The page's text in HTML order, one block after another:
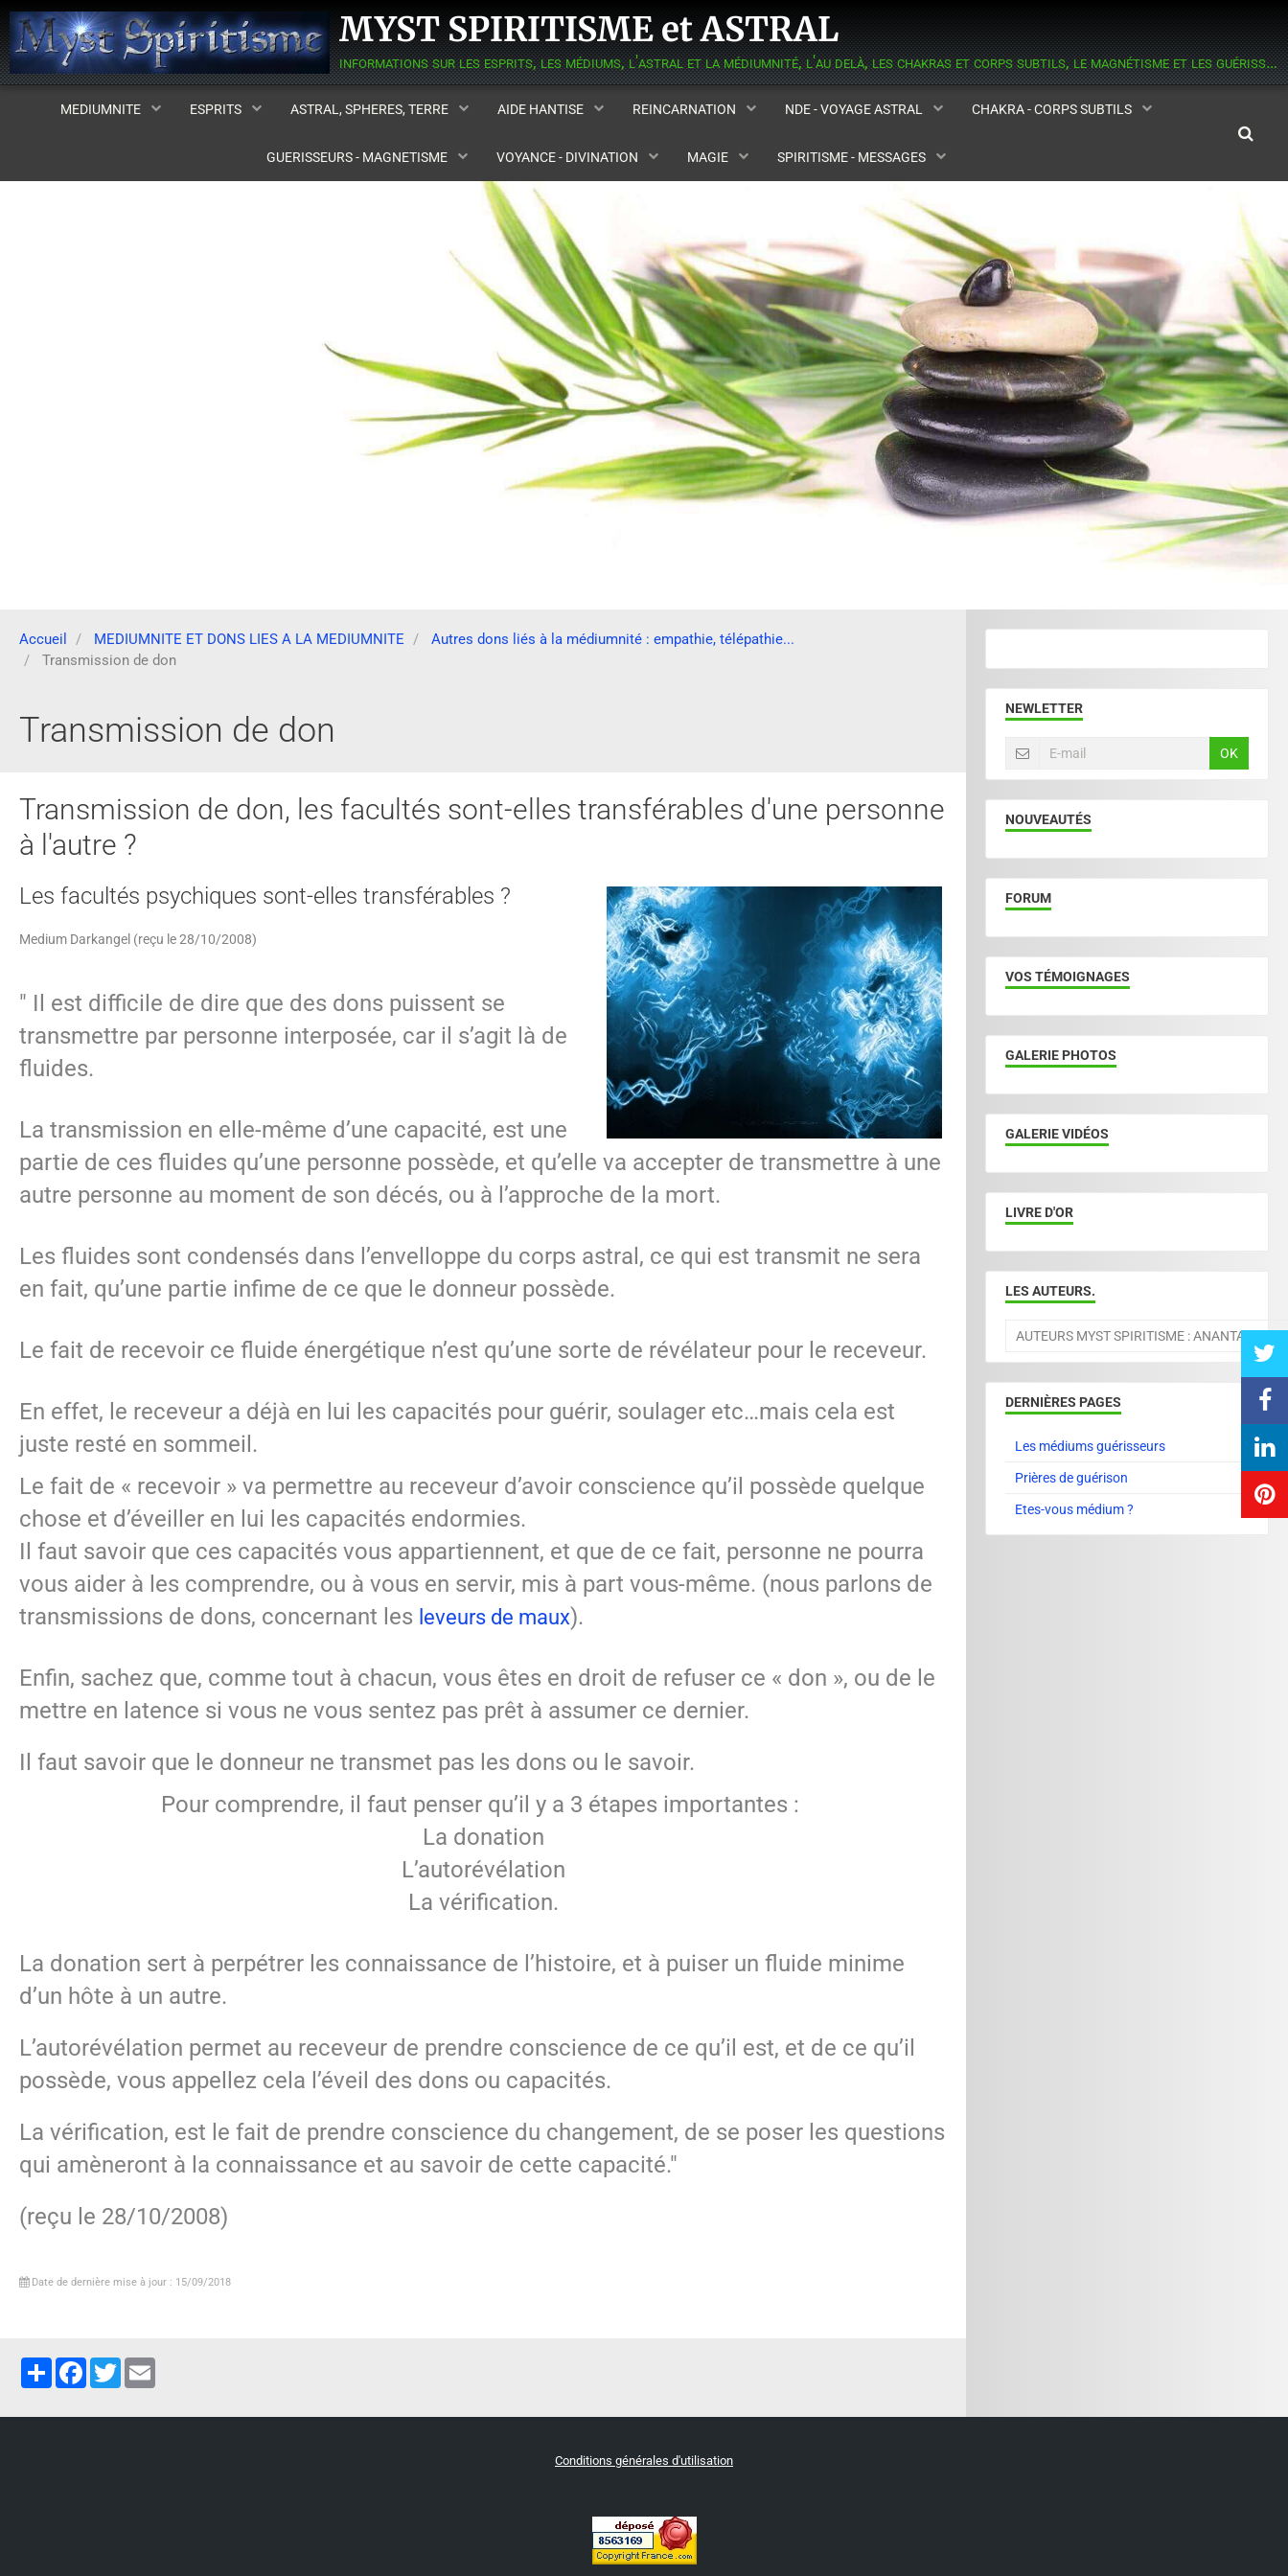
MYST SPIRITISME et ASTRAL
informations sur les esprits, les médiums, l'astral et la médiumnité, l'au delà, les chakras et corps subtils, le magnétisme et les guérisseurs, la réincarnation, l'aide contre les hantises.
MEDIUMNITE ESPRITS ASTRAL, SPHERES, TERRE AIDE HANTISE REINCARNATION NDE - VOYAGE ASTRAL CHAKRA - CORPS SUBTILS
GUERISSEURS - MAGNETISME VOYANCE - DIVINATION MAGIE SPIRITISME - MESSAGES
Accueil MEDIUMNITE ET DONS LIES A LA MEDIUMNITE
Autres dons liés à la médiumnité : empathie, télépathie...
Transmission de don
Transmission de don
Transmission de don, les facultés sont-elles transférables d'une personne
à l'autre ?
Les facultés psychiques sont-elles transférables ?
Medium Darkangel (reçu le 28/10/2008)
" Il est difficile de dire que des dons puissent se
transmettre par personne interposée, car il s’agit là de
fluides.
La transmission en elle-même d’une capacité, est une
partie de ces fluides qu’une personne possède, et qu’elle va accepter de transmettre à une
autre personne au moment de son décés, ou à l’approche de la mort.
Les fluides sont condensés dans l’envelloppe du corps astral, ce qui est transmit ne sera
en fait, qu’une partie infime de ce que le donneur possède.
Le fait de recevoir ce fluide énergétique n’est qu’une sorte de révélateur pour le receveur.
En effet, le receveur a déjà en lui les capacités pour guérir, soulager etc…mais cela est
juste resté en sommeil.
Le fait de « recevoir » va permettre au receveur d’avoir conscience qu’il possède quelque
chose et d’éveiller en lui les capacités endormies.
Il faut savoir que ces capacités vous appartiennent, et que de ce fait, personne ne pourra
vous aider à les comprendre, ou à vous en servir, mis à part vous-même. (nous parlons de
transmissions de dons, concernant les leveurs de maux).
Enfin, sachez que, comme tout à chacun, vous êtes en droit de refuser ce « don », ou de le
mettre en latence si vous ne vous sentez pas prêt à assumer ce dernier.
Il faut savoir que le donneur ne transmet pas les dons ou le savoir.
Pour comprendre, il faut penser qu’il y a 3 étapes importantes :
La donation
L’autorévélation
La vérification.
La donation sert à perpétrer les connaissance de l’histoire, et à puiser un fluide minime
d’un hôte à un autre.
L’autorévélation permet au receveur de prendre conscience de ce qu’il est, et de ce qu’il
possède, vous appellez cela l’éveil des dons ou capacités.
La vérification, est le fait de prendre conscience du changement, de se poser les questions
qui amèneront à la connaissance et au savoir de cette capacité."
(reçu le 28/10/2008)
Date de dernière mise à jour : 15/09/2018
PartagerFacebook
Twitter
NEWLETTER
OK
NOUVEAUTÉS
FORUM
VOS TÉMOIGNAGES
GALERIE PHOTOS
GALERIE VIDÉOS
LIVRE D'OR
LES AUTEURS.
AUTEURS MYST SPIRITISME : ANANTA ET
DERNIÈRES PAGES
Les médiums guérisseurs
Prières de guérison
Etes-vous médium ?
Conditions générales d'utilisation